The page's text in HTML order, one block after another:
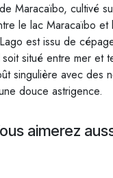
Maracaïbo, cultivé
le lac Maracaïbo et
est issu de
situé entre mer et
singulière avec des
douce astrigence.
aimerez